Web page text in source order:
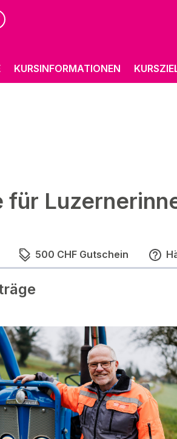
KURSINFORMATIONEN
für
500 CHF Gutschein